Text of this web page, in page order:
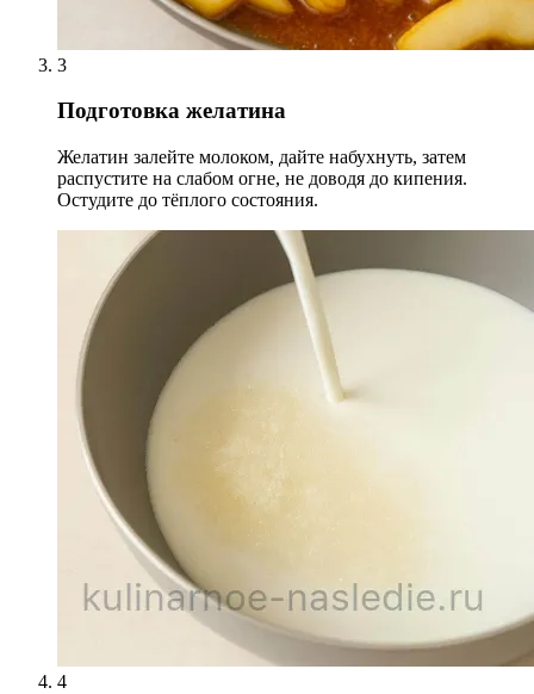
3
Подготовка желатина
Желатин залейте молоком, дайте набухнуть, затем
распустите на слабом огне, не доводя до кипения.
Остудите до тёплого состояния.
4